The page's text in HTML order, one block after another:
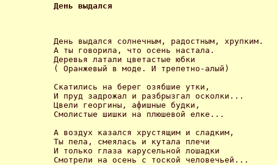
День выдался
День выдался солнечным, радостным, хрупким.
А ты говорила, что осень настала.
Деревья латали цветастые юбки
( Оранжевый в моде. И трепетно-алый)
Скатились на берег озябшие утки,
И пруд задрожал и разбрызгал осколки...
Цвели георгины, афишные будки,
Смолистые шишки на плюшевой елке...
А воздух казался хрустящим и сладким,
Ты пела, смеялась и кутала плечи
И только глаза карусельной лошадки
Смотрели на осень с тоской человечьей...